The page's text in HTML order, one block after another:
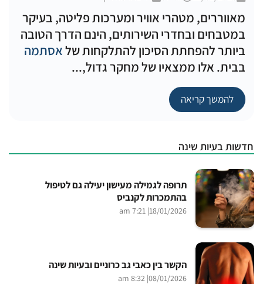
מאווררים, מטהרי אוויר ומערכות פליטה, בעיקר
במטבחים ובחדרי השירותים, הינם הדרך הטובה
ביותר להפחתת הסיכון להתלקחות שלאסתמה
בבית. אלו ממצאיו של מחקר גדול,...
להמשך קריאה
חדשות בעיות שינה
תרופה לגמילה מעישון יעילה גם לטיפול
בהתמכרות לקנביס
18/01/2026
| 7:21 am
הקשר בין כאבי גב כרוניים ובעיות שינה
08/01/2026
| 8:32 am